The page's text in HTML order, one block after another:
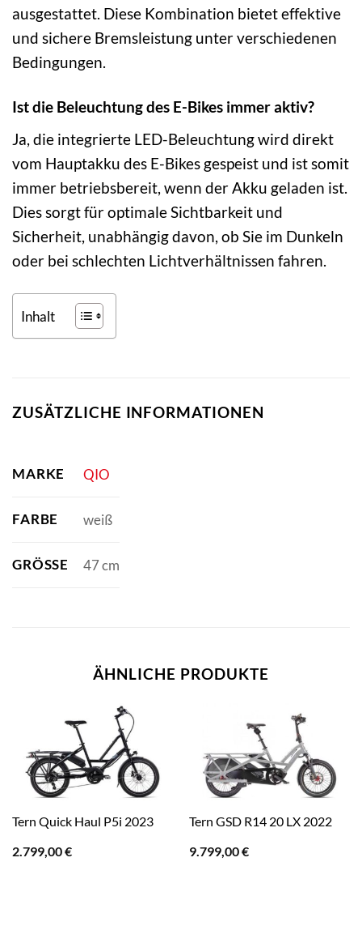
ausgestattet. Diese Kombination bietet effektive
und sichere Bremsleistung unter verschiedenen
Bedingungen.
Ist die Beleuchtung des E-Bikes immer aktiv?
Ja, die integrierte LED-Beleuchtung wird direkt
vom Hauptakku des E-Bikes gespeist und ist somit
immer betriebsbereit, wenn der Akku geladen ist.
Dies sorgt für optimale Sichtbarkeit und
Sicherheit, unabhängig davon, ob Sie im Dunkeln
oder bei schlechten Lichtverhältnissen fahren.
Inhalt
ZUSÄTZLICHE INFORMATIONEN
MARKE QIO
FARBE weiß
GRÖSSE 47 cm
ÄHNLICHE PRODUKTE
Tern Quick Haul P5i 2023
2.799,00€
Tern GSD R14 20 LX 2022
9.799,00€